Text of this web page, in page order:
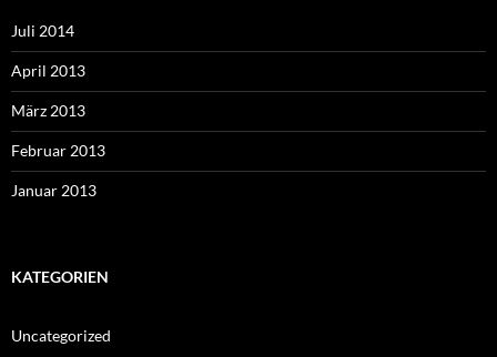
Juli 2014
April 2013
März 2013
Februar 2013
Januar 2013
KATEGORIEN
Uncategorized